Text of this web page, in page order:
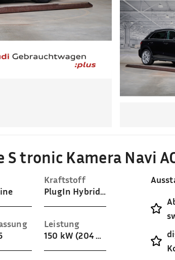
tronic Kamera Navi
Kraftstoff
PlugIn Hybrid-Benzin
Leistung
150 kW (204 PS)